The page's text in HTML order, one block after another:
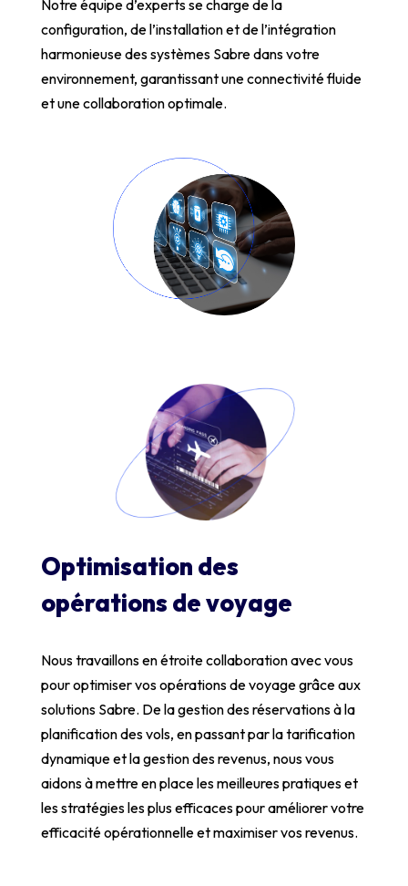
Notre équipe d’experts se charge de la
configuration, de l’installation et de l’intégration
harmonieuse des systèmes Sabre dans votre
environnement, garantissant une connectivité fluide
et une collaboration optimale.
Optimisation des
opérations de voyage
Nous travaillons en étroite collaboration avec vous
pour optimiser vos opérations de voyage grâce aux
solutions Sabre. De la gestion des réservations à la
planification des vols, en passant par la tarification
dynamique et la gestion des revenus, nous vous
aidons à mettre en place les meilleures pratiques et
les stratégies les plus efficaces pour améliorer votre
efficacité opérationnelle et maximiser vos revenus.